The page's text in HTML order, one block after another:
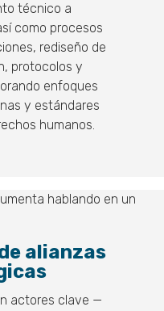
técnico a
como procesos
rediseño de
protocolos y
enfoques
y estándares
humanos.
alianzas
actores clave —